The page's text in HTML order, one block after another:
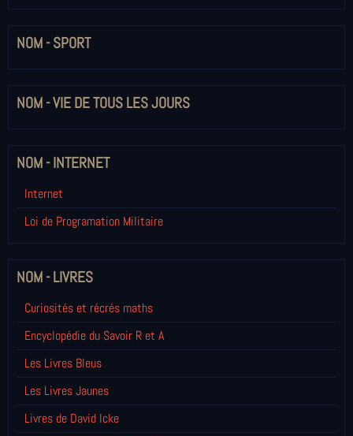
NOM - SPORT
NOM - VIE DE TOUS LES JOURS
NOM - INTERNET
Internet
Loi de Programation Militaire
NOM - LIVRES
Curiosités et récrés maths
Encyclopédie du Savoir R et A
Les Livres Bleus
Les Livres Jaunes
Livres de David Icke